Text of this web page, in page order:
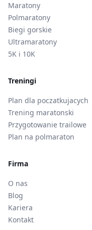
Maratony
Polmaratony
Biegi gorskie
Ultramaratony
5K i 10K
Treningi
Plan dla poczatkujacych
Trening maratonski
Przygotowanie trailowe
Plan na polmaraton
Firma
O nas
Blog
Kariera
Kontakt